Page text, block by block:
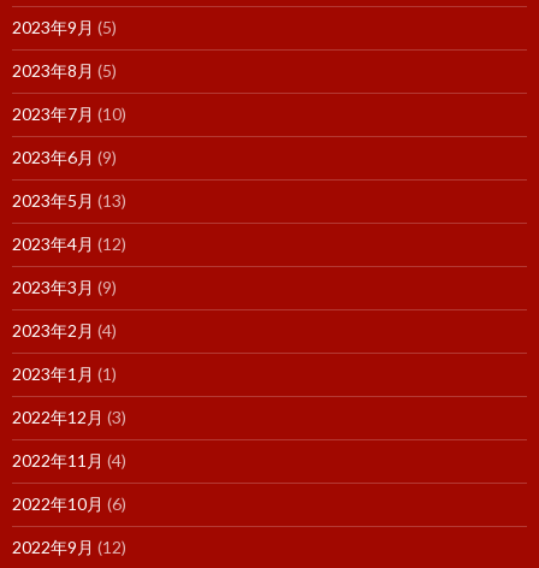
2023年9月 (5)
2023年8月 (5)
2023年7月 (10)
2023年6月 (9)
2023年5月 (13)
2023年4月 (12)
2023年3月 (9)
2023年2月 (4)
2023年1月 (1)
2022年12月 (3)
2022年11月 (4)
2022年10月 (6)
2022年9月 (12)